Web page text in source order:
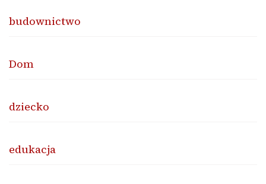
budownictwo
Dom
dziecko
edukacja